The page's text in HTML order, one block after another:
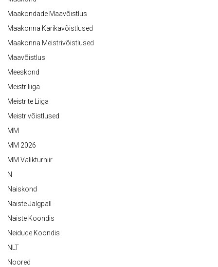
Maakondade Maavõistlus
Maakonna Karikavõistlused
Maakonna Meistrivõistlused
Maavõistlus
Meeskond
Meistriliiga
Meistrite Liiga
Meistrivõistlused
MM
MM 2026
MM Valikturniir
N
Naiskond
Naiste Jalgpall
Naiste Koondis
Neidude Koondis
NLT
Noored